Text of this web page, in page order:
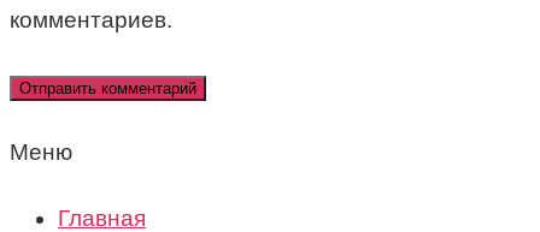
комментариев.
Меню
Главная